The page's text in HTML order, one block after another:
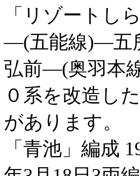
「リゾートし
―(五能線)―五
弘前―(奥羽本
０系を改造し
があります。
「青池」編成